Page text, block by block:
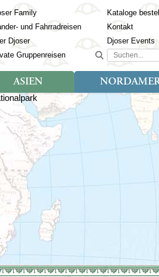
Family
und Fahrradreisen
Djoser
Gruppenreisen
Kataloge
Kontakt
Djoser Events
Suchen...
Länder
Albanien
Andorra
Armenien
Aserbaidschan
Azoren
Balkan
Baltikum
Bosnien & Herzegowina
Estland
Finnland
Georgien
Irland
Kosovo
Kroatien
Türkei
ASIEN
der Reise
Reisen (23)
Family (12)
und Fahrradreisen
Art der Reise
Djoser Reisen (4)
Djoser Family (2)
Art